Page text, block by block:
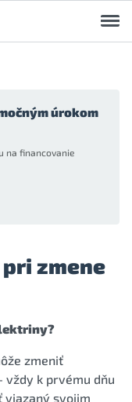
úrokom
na financovanie
zmene
zmeniť
vždy k prvému dňu
viazaný svojim